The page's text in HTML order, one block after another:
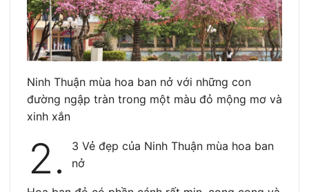
Ninh Thuận mùa hoa ban nở với những con
đường ngập tràn trong một màu đỏ mộng mơ và
xinh xắn
2.
3 Vẻ đẹp của Ninh Thuận mùa hoa ban
nở